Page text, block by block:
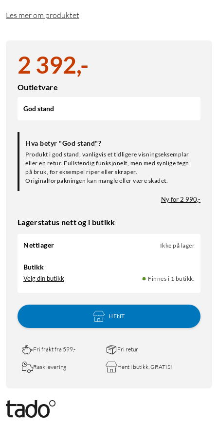
Les mer om produktet
2 392,-
Outletvare
God stand
Hva betyr "God stand"?
Produkt i god stand, vanligvis et tidligere visningseksemplar
eller en retur. Fullstendig funksjonelt, men med synlige tegn
på bruk, for eksempel riper eller skraper.
Originalforpakningen kan mangle eller være skadet.
Ny for 2 990,-
Lagerstatus nett og i butikk
Nettlager Ikke på lager
Butikk
Velg din butikk Finnes i 1 butikk.
HENT
Fri frakt fra 599,- Fri retur
Rask levering Hent i butikk, GRATIS!